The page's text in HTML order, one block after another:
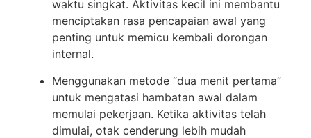
waktu singkat. Aktivitas kecil ini membantu
menciptakan rasa pencapaian awal yang
penting untuk memicu kembali dorongan
internal.
Menggunakan metode “dua menit pertama”
untuk mengatasi hambatan awal dalam
memulai pekerjaan. Ketika aktivitas telah
dimulai, otak cenderung lebih mudah